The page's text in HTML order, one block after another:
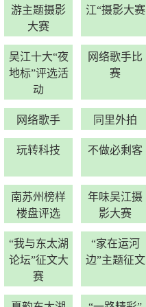
游主题摄影
大赛
江“摄影大赛
吴江十大“夜
地标”评选活
动
网络歌手比
赛
网络歌手 同里外拍
玩转科技 不做必剩客
南苏州榜样
楼盘评选
年味吴江摄
影大赛
“我与东太湖
论坛”征文大
赛
“家在运河
边”主题征文